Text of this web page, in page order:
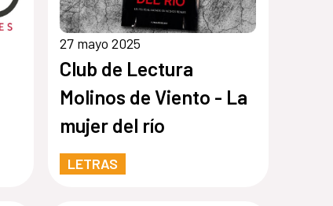
27 mayo 2025
Club de Lectura
Molinos de Viento - La
mujer del río
LETRAS